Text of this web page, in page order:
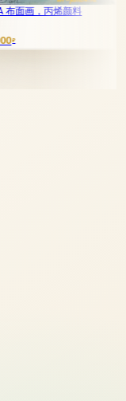
颜料 半光墨水